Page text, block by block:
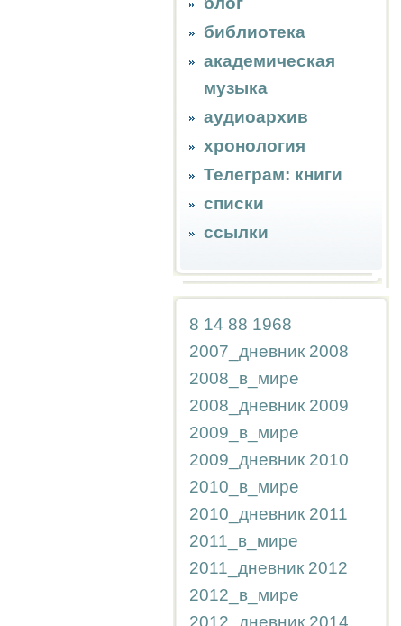
библиотека
академическая
музыка
аудиоархив
хронология
Телеграм: книги
списки
ссылки
8 14 88 1968
2007_дневник 2008
2008_в_мире
2008_дневник 2009
2009_в_мире
2009_дневник 2010
2010_в_мире
2010_дневник 2011
2011_в_мире
2011_дневник 2012
2012_в_мире
2012_дневник 2014